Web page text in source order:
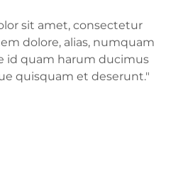
sit amet, consectetur
dolore, alias, numquam
id quam harum ducimus
quisquam et deserunt."